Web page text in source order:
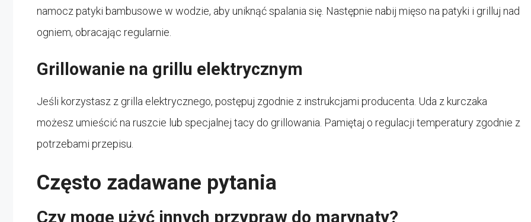
namocz patyki bambusowe w wodzie, aby uniknąć spalania się. Następnie nabij mięso na patyki i grilluj nad
ogniem, obracając regularnie.
Grillowanie na grillu elektrycznym
Jeśli korzystasz z grilla elektrycznego, postępuj zgodnie z instrukcjami producenta. Uda z kurczaka
możesz umieścić na ruszcie lub specjalnej tacy do grillowania. Pamiętaj o regulacji temperatury zgodnie z
potrzebami przepisu.
Często zadawane pytania
Czy mogę użyć innych przypraw do marynaty?